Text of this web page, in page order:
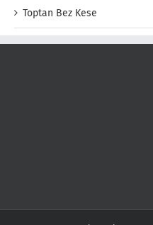
Toptan Bez Kese